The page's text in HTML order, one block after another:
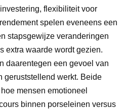
flexibiliteit voor
spelen eveneens een
stapsgewijze veranderingen
extra waarde wordt gezien.
daarentegen een gevoel van
geruststellend werkt. Beide
mensen emotioneel
binnen porseleinen versus